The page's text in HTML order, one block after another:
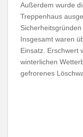
Außerdem wurde
Treppenhaus
Insgesamt waren
Einsatz. Erschwert
winterlichen
gefrorenes